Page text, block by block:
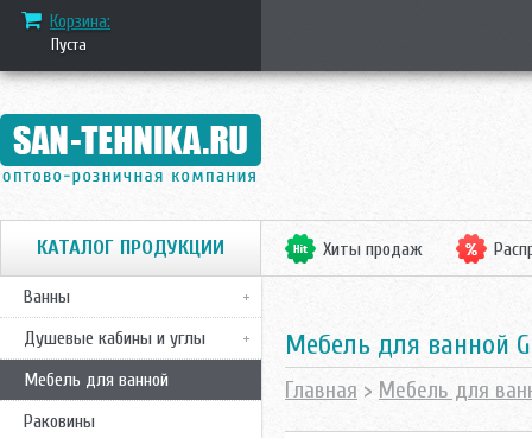
Корзина:
Пуста
КАТАЛОГ ПРОДУКЦИИ
Ванны
Душевые кабины и углы
Мебель для ванной
Раковины
Хиты продаж
Mебель для ванной
Главная > Мебель для